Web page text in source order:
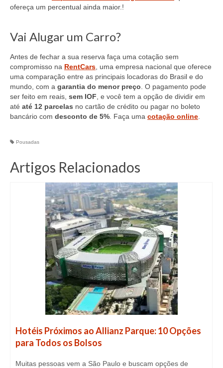
ofereça um percentual ainda maior.!
Vai Alugar um Carro?
Antes de fechar a sua reserva faça uma cotação sem
compromisso na RentCars , uma empresa nacional que oferece
uma comparação entre as principais locadoras do Brasil e do
mundo, com a garantia do menor preço . O pagamento pode
ser feito em reais, sem IOF , e você tem a opção de dividir em
até até 12 parcelas no cartão de crédito ou pagar no boleto
bancário com desconto de 5% . Faça uma cotação online
Pousadas
Artigos Relacionados
Hotéis Próximos ao Allianz Parque: 10 Opções
para Todos os Bolsos
Muitas pessoas vem a São Paulo e buscam opções de